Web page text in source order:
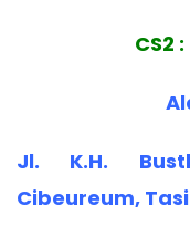
CS2
Jl. K.H.
Cibeureum,